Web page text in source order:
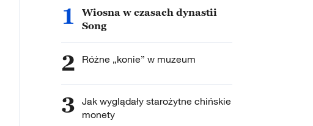
1
Wiosna w czasach dynastii
Song
2 Różne „konie” w muzeum
3 Jak wyglądały starożytne chińskie
monety